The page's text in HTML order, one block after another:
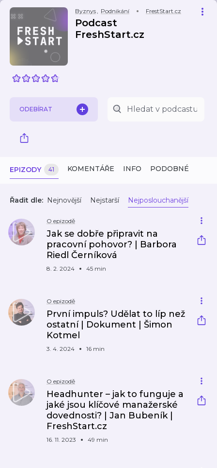
Byznys, Podnikání FrestStart.cz
Podcast
FreshStart.cz
ODEBÍRAT
EPIZODY 41 KOMENTÁŘE INFO PODOBNÉ
Řadit dle: Nejnovější Nejstarší Nejposlouchanější
O epizodě
Jak se dobře připravit na
pracovní pohovor? | Barbora
Riedl Černíková
8. 2. 2024 45 min
O epizodě
První impuls? Udělat to líp než
ostatní | Dokument | Šimon
Kotmel
3. 4. 2024 16 min
O epizodě
Headhunter – jak to funguje a
jaké jsou klíčové manažerské
dovednosti? | Jan Bubeník |
FreshStart.cz
16. 11. 2023 49 min